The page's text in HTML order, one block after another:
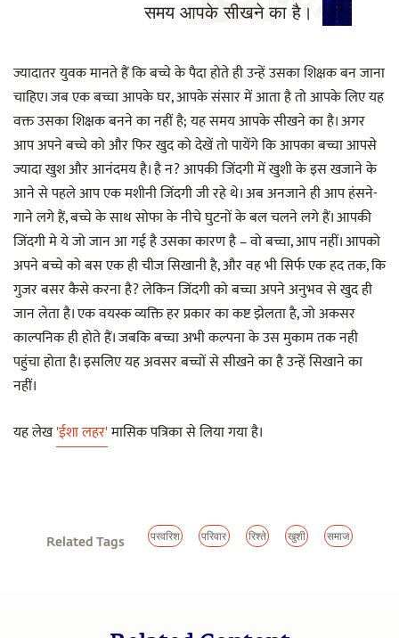
समय आपके सीखने का है।
ज्यादातर युवक मानते हैं कि बच्चे के पैदा होते ही उन्हें उसका शिक्षक बन जाना
चाहिए। जब एक बच्चा आपके घर, आपके संसार में आता है तो आपके लिए यह
वक्त उसका शिक्षक बनने का नहीं है; यह समय आपके सीखने का है। अगर
आप अपने बच्चे को और फिर खुद को देखें तो पायेंगे कि आपका बच्चा आपसे
ज्यादा खुश और आनंदमय है। है न? आपकी जिंदगी में खुशी के इस खजाने के
आने से पहले आप एक मशीनी जिंदगी जी रहे थे। अब अनजाने ही आप हंसने-
गाने लगे हैं, बच्चे के साथ सोफा के नीचे घुटनों के बल चलने लगे हैं। आपकी
जिंदगी मे ये जो जान आ गई है उसका कारण है – वो बच्चा, आप नहीं। आपको
अपने बच्चे को बस एक ही चीज सिखानी है, और वह भी सिर्फ एक हद तक, कि
गुजर बसर कैसे करना है? लेकिन जिंदगी को बच्चा अपने अनुभव से खुद ही
जान लेता है। एक वयस्क व्यक्ति हर प्रकार का कष्ट झेलता है, जो अकसर
काल्पनिक ही होते हैं। जबकि बच्चा अभी कल्पना के उस मुकाम तक नही
पहुंचा होता है। इसलिए यह अवसर बच्चों से सीखने का है उन्हें सिखाने का
नहीं।
यह लेख'ईशा लहर'मासिक पत्रिका से लिया गया है।
Related Tags परवरिश परिवार रिश्ते खुशी समाज